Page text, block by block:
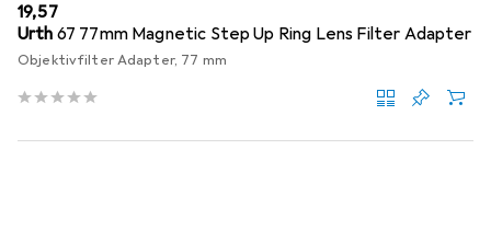
EUR
19,57
Urth 67 77mm Magnetic Step Up Ring Lens Filter Adapter
Objektivfilter Adapter, 77 mm